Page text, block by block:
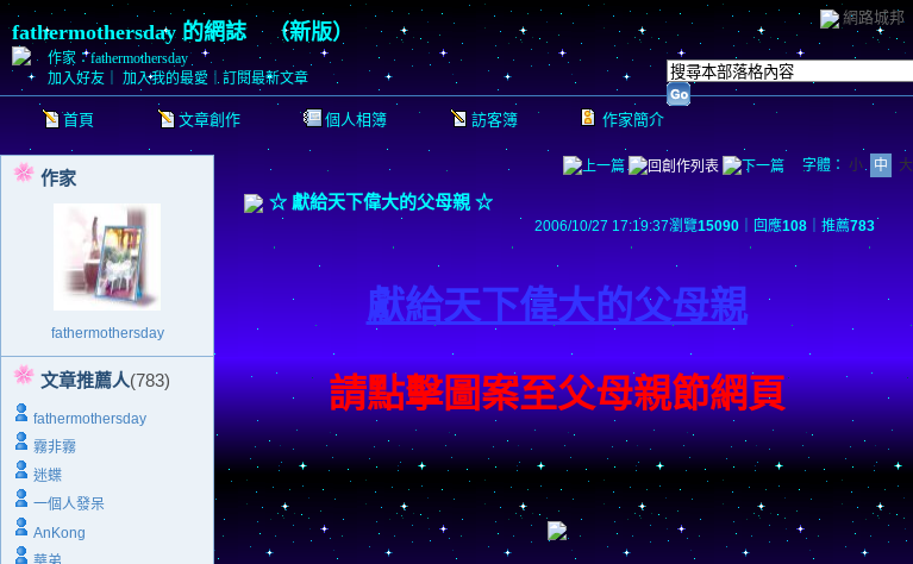
網路城邦
fathermothersday 的網誌（新版）
首頁 文章創作 個人相簿 訪客簿 作家簡介
加入好友 加入我的最愛 ｜ 訂閱最新文章
作家：fathermothersday
作家
fathermothersday
文章推薦人(783)
fathermothersday
霧非霧
迷蝶
一個人發呆
AnKong
字體： 小 中 大
☆ 獻給天下偉大的父母親 ☆
2006/10/27 17:19:37瀏覽15090 ｜回應108 ｜推薦783
獻給天下偉大的父母親
請點擊圖案至父母親節網頁